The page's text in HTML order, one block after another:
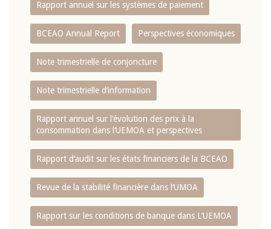
Rapport annuel sur les systèmes de paiement
BCEAO Annual Report Perspectives économiques
Note trimestrielle de conjoncture
Note trimestrielle d‘information
Rapport annuel sur l‘évolution des prix à la
consommation dans l‘UEMOA et perspectives
Rapport d‘audit sur les états financiers de la BCEAO
Revue de la stabilité financière dans l‘UMOA
Rapport sur les conditions de banque dans L‘UEMOA